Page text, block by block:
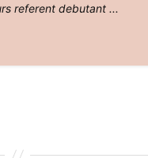
referent debutant ...